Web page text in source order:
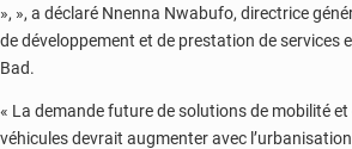
», », a déclaré Nnenna Nwabufo, directrice
de développement et de prestation de services
Bad.
« La demande future de solutions de mobilité
véhicules devrait augmenter avec